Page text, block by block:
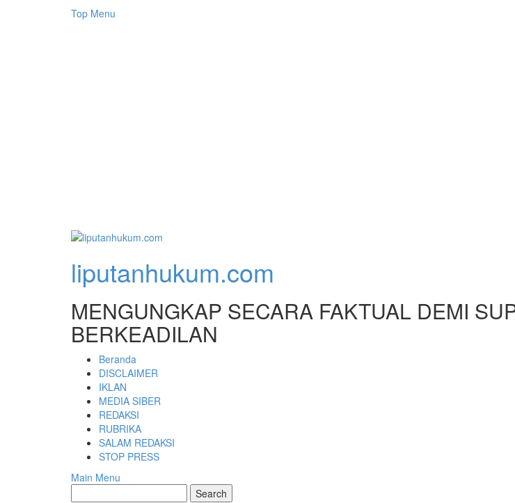
Top Menu
liputanhukum.com
MENGUNGKAP SECARA FAKTUAL DEMI
BERKEADILAN
Beranda
DISCLAIMER
IKLAN
MEDIA SIBER
REDAKSI
RUBRIKA
SALAM REDAKSI
STOP PRESS
Main Menu